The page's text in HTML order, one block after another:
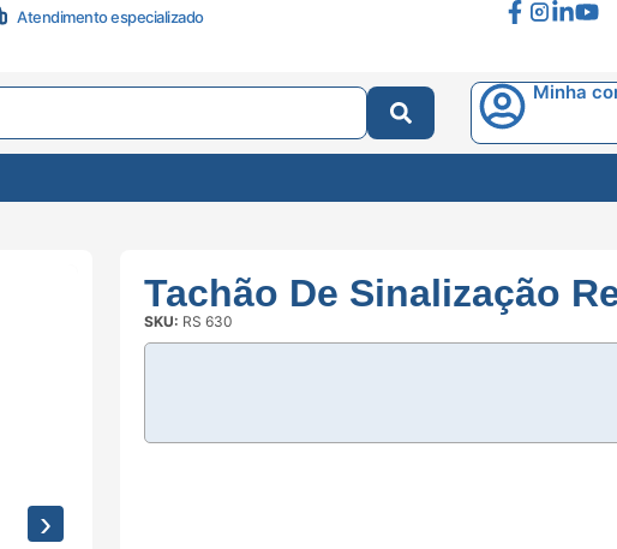
Atendimento especializado
Minha
›
Tachão De Sinalização
SKU: RS 630